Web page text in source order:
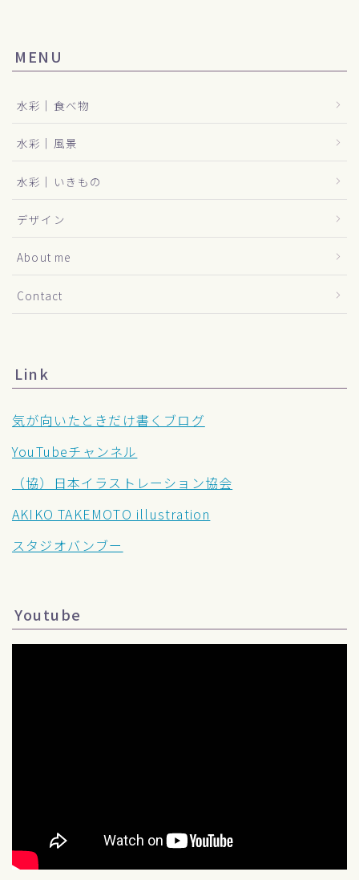
MENU
水彩｜食べ物
水彩｜風景
水彩｜いきもの
デザイン
About me
Contact
Link
気が向いたときだけ書くブログ
YouTubeチャンネル
（協）日本イラストレーション協会
AKIKO TAKEMOTO illustration
スタジオバンブー
Youtube